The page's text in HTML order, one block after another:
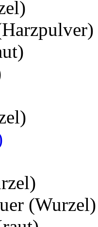
(Wurzel)